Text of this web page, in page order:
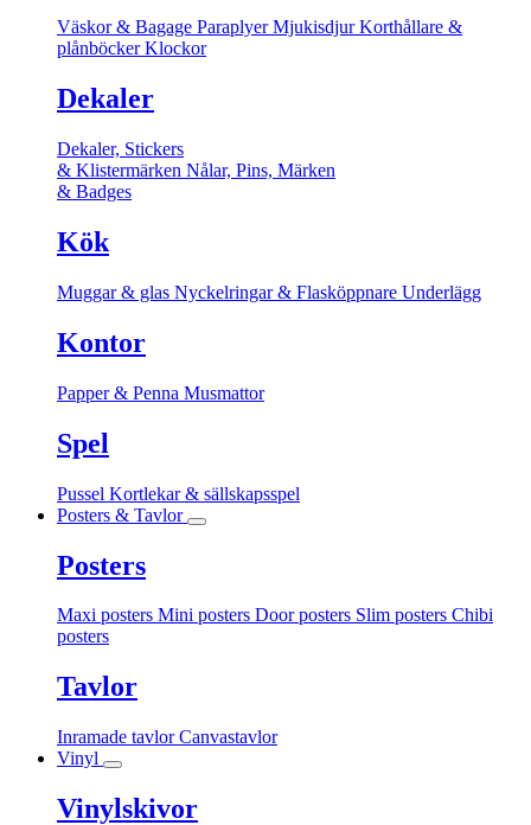
Väskor & Bagage ParaplyerMjukisdjurKorthållare &
plånböckerKlockor
Dekaler
Dekaler, Stickers
& Klistermärken Nålar, Pins, Märken
& Badges
Kök
Muggar & glas Nyckelringar & Flasköppnare Underlägg
Kontor
Papper & Penna Musmattor
Spel
Pussel Kortlekar & sällskapsspel
Posters & Tavlor
Posters
Maxi posters Mini posters Door posters Slim posters Chibi
posters
Tavlor
Inramade tavlorCanvastavlor
Vinyl
Vinylskivor